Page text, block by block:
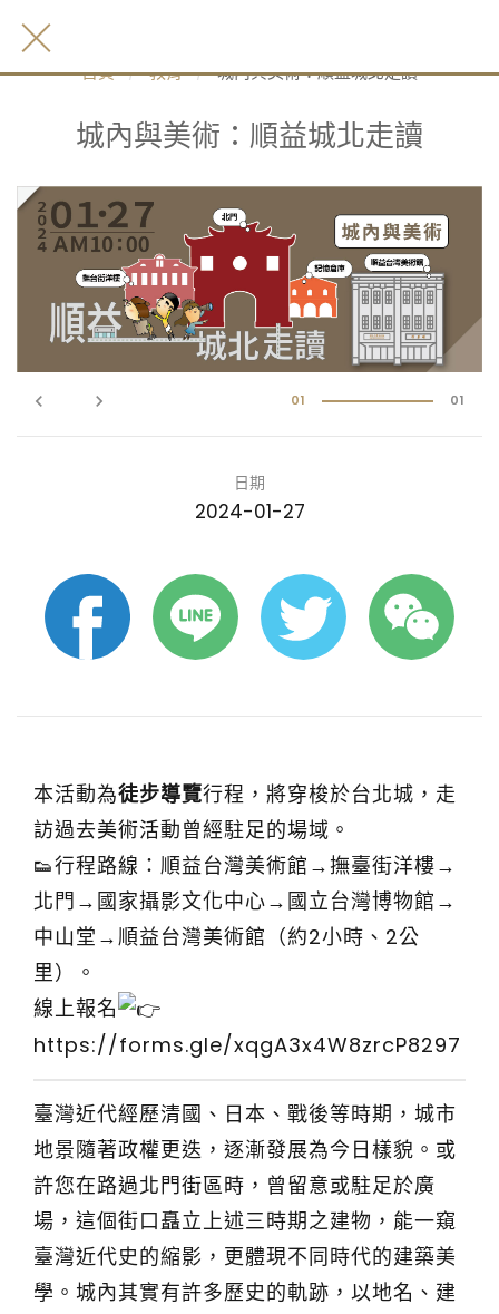
首頁 教育 城內與美術：順益城北走讀
城內與美術：順益城北走讀
keyboard_arrow_left keyboard_arrow_right 01 01
日期
2024-01-27
本活動為徒步導覽行程，將穿梭於台北城，走
訪過去美術活動曾經駐足的場域。
👟行程路線：順益台灣美術館→撫臺街洋樓→
北門→國家攝影文化中心→國立台灣博物館→
中山堂→順益台灣美術館（約2小時、2公
里）。
線上報名
https://forms.gle/xqgA3x4W8zrcP8297
臺灣近代經歷清國、日本、戰後等時期，城市
地景隨著政權更迭，逐漸發展為今日樣貌。或
許您在路過北門街區時，曾留意或駐足於廣
場，這個街口矗立上述三時期之建物，能一窺
臺灣近代史的縮影，更體現不同時代的建築美
學。城內其實有許多歷史的軌跡，以地名、建